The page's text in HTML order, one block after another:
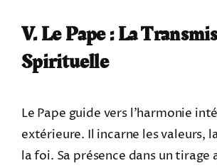
V. Le Pape : La
Spirituelle
Le Pape guide vers l’harmonie
extérieure. Il incarne les valeurs,
la foi. Sa présence dans un tirage